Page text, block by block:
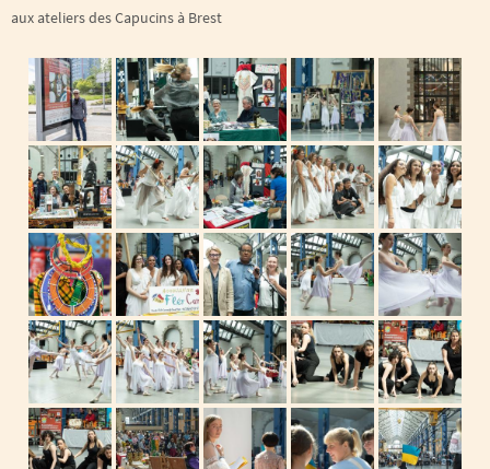
aux ateliers des Capucins à Brest